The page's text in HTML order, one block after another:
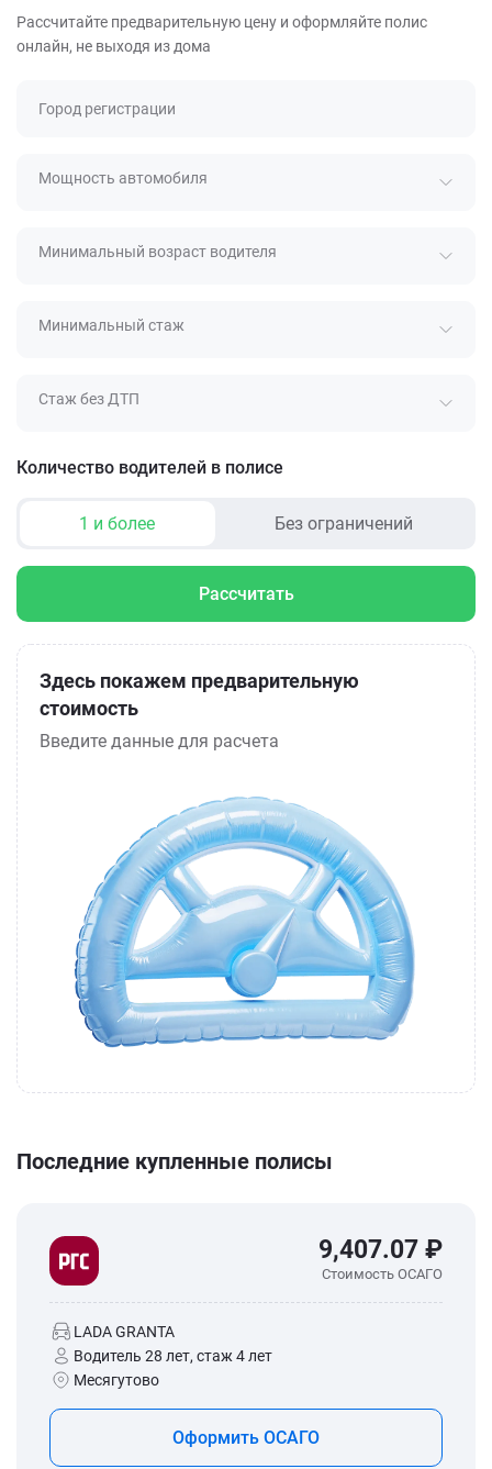
Рассчитайте предварительную цену и оформляйте полис
онлайн, не выходя из дома
Город регистрации
Мощность автомобиля
Минимальный возраст водителя
Минимальный стаж
Стаж без ДТП
Количество водителей в полисе
1 и более Без ограничений
Рассчитать
Здесь покажем предварительную
стоимость
Введите данные для расчета
Последние купленные полисы
9,407.07 ₽
Стоимость ОСАГО
LADA GRANTA
Водитель 28 лет, стаж 4 лет
Месягутово
Оформить ОСАГО